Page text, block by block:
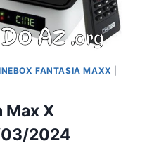
FANTASIA MAXX
Max X
03/2024